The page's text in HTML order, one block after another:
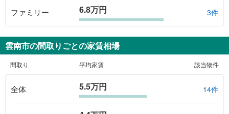
ファミリー 6.8万円 3件
雲南市の間取りごとの家賃相場
間取り 平均家賃 該当物件
全体 5.5万円 14件